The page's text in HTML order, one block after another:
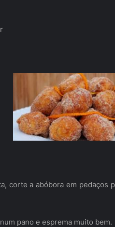
corte a abóbora em pedaços
pano e esprema muito bem.